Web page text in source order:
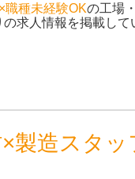
職種未経験OKの工場
求人情報を掲載して
製造スタ